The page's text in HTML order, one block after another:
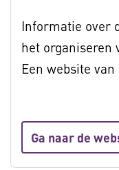
Informatie over
het organiseren
Een website
Ga naar de